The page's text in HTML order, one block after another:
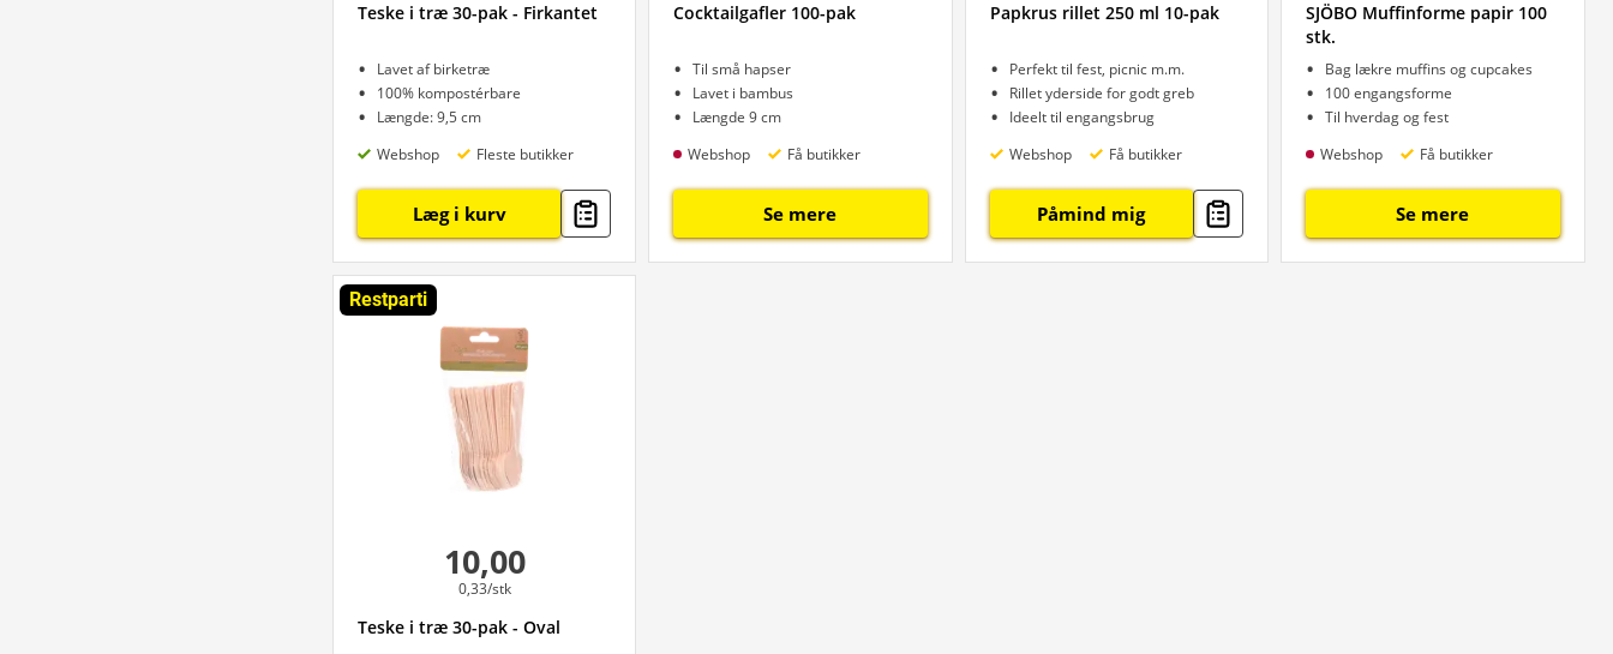
Teske i træ 30-pak - Firkantet
Lavet af birketræ
100% kompostérbare
Længde: 9,5 cm
Webshop
Fleste butikker
Læg i kurv
Cocktailgafler 100-pak
Til små hapser
Lavet i bambus
Længde 9 cm
Webshop
Få butikker
Se mere
Papkrus rillet 250 ml 10-pak
Perfekt til fest, picnic m.m.
Rillet yderside for godt greb
Ideelt til engangsbrug
Webshop
Få butikker
Påmind mig
SJÖBO Muffinforme papir 100
stk.
Bag lækre muffins og cupcakes
100 engangsforme
Til hverdag og fest
Webshop
Få butikker
Se mere
Restparti
10,00
0,33/stk
Teske i træ 30-pak - Oval